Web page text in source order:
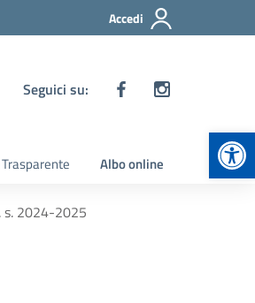
Accedi
Seguici su:
Albo online
s. 2024-2025